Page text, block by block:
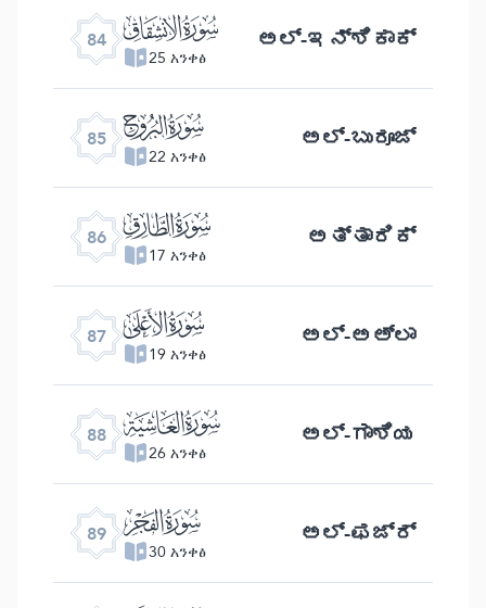
84 ﰁ
25 አንቀፅ ಅಲ್-ಇನ್ ಶಿಕಾಕ್
85 ﰂ
22 አንቀፅ ಅಲ್ -ಬುರೂಜ್
86 ﰃ
17 አንቀፅ ಅತ್ತಾರಿಕ್
87 ﰄ
19 አንቀፅ ಅಲ್ -ಅಅ್ ಲಾ
88 ﰅ
26 አንቀፅ ಅಲ್ -ಗಾಶಿಯ
89 ﰆ
30 አንቀፅ ಅಲ್- ಫಜ್ರ್